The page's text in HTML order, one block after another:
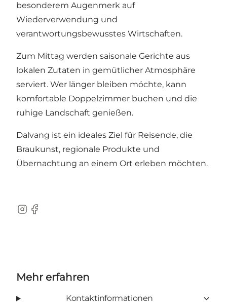
besonderem Augenmerk auf
Wiederverwendung und
verantwortungsbewusstes Wirtschaften.
Zum Mittag werden saisonale Gerichte aus
lokalen Zutaten in gemütlicher Atmosphäre
serviert. Wer länger bleiben möchte, kann
komfortable Doppelzimmer buchen und die
ruhige Landschaft genießen.
Dalvang ist ein ideales Ziel für Reisende, die
Braukunst, regionale Produkte und
Übernachtung an einem Ort erleben möchten.
Instagram
Facebook
Mehr erfahren
Kontaktinformationen